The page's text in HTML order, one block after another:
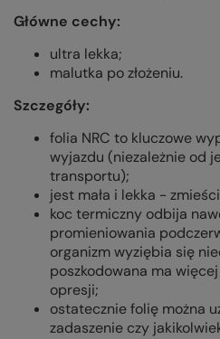
Główne cechy:
ultra lekka;
malutka po złożeniu.
Szczegóły:
folia NRC to kluczowe
wyjazdu (niezależnie od
transportu);
jest mała i lekka -
koc termiczny odbija
promieniowania
organizm wyziębia się
poszkodowana ma
opresji;
ostatecznie folię można
zadaszenie czy